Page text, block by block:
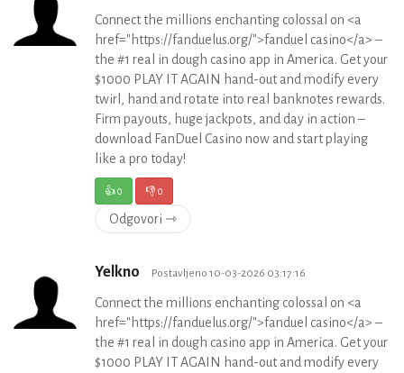
Connect the millions enchanting colossal on <a
href="https://fanduelus.org/">fanduel casino</a> –
the #1 real in dough casino app in America. Get your
$1000 PLAY IT AGAIN hand-out and modify every
twirl, hand and rotate into real banknotes rewards.
Firm payouts, huge jackpots, and day in action –
download FanDuel Casino now and start playing
like a pro today!
👍0 👎0
Odgovori ⇾
Yelkno Postavljeno 10-03-2026 03:17:16
Connect the millions enchanting colossal on <a
href="https://fanduelus.org/">fanduel casino</a> –
the #1 real in dough casino app in America. Get your
$1000 PLAY IT AGAIN hand-out and modify every